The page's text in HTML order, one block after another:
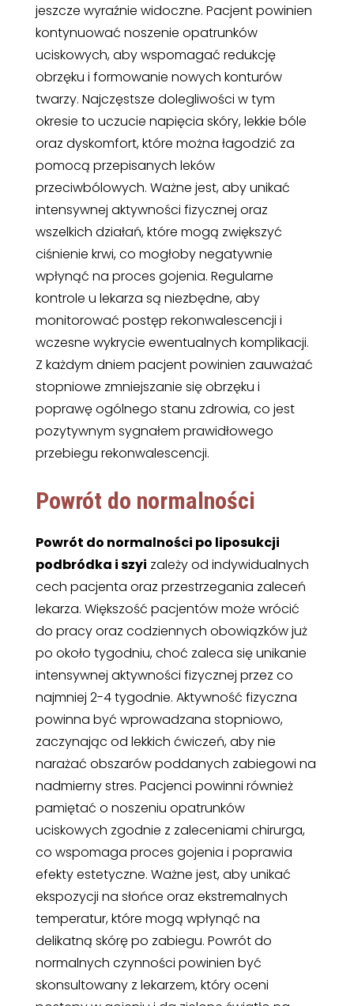
jeszcze wyraźnie widoczne. Pacjent powinien
kontynuować noszenie opatrunków
uciskowych, aby wspomagać redukcję
obrzęku i formowanie nowych konturów
twarzy. Najczęstsze dolegliwości w tym
okresie to uczucie napięcia skóry, lekkie bóle
oraz dyskomfort, które można łagodzić za
pomocą przepisanych leków
przeciwbólowych. Ważne jest, aby unikać
intensywnej aktywności fizycznej oraz
wszelkich działań, które mogą zwiększyć
ciśnienie krwi, co mogłoby negatywnie
wpłynąć na proces gojenia. Regularne
kontrole u lekarza są niezbędne, aby
monitorować postęp rekonwalescencji i
wczesne wykrycie ewentualnych komplikacji.
Z każdym dniem pacjent powinien zauważać
stopniowe zmniejszanie się obrzęku i
poprawę ogólnego stanu zdrowia, co jest
pozytywnym sygnałem prawidłowego
przebiegu rekonwalescencji.
Powrót do normalności
Powrót do normalności po liposukcji
podbródka i szyi zależy od indywidualnych
cech pacjenta oraz przestrzegania zaleceń
lekarza. Większość pacjentów może wrócić
do pracy oraz codziennych obowiązków już
po około tygodniu, choć zaleca się unikanie
intensywnej aktywności fizycznej przez co
najmniej 2-4 tygodnie. Aktywność fizyczna
powinna być wprowadzana stopniowo,
zaczynając od lekkich ćwiczeń, aby nie
narażać obszarów poddanych zabiegowi na
nadmierny stres. Pacjenci powinni również
pamiętać o noszeniu opatrunków
uciskowych zgodnie z zaleceniami chirurga,
co wspomaga proces gojenia i poprawia
efekty estetyczne. Ważne jest, aby unikać
ekspozycji na słońce oraz ekstremalnych
temperatur, które mogą wpłynąć na
delikatną skórę po zabiegu. Powrót do
normalnych czynności powinien być
skonsultowany z lekarzem, który oceni